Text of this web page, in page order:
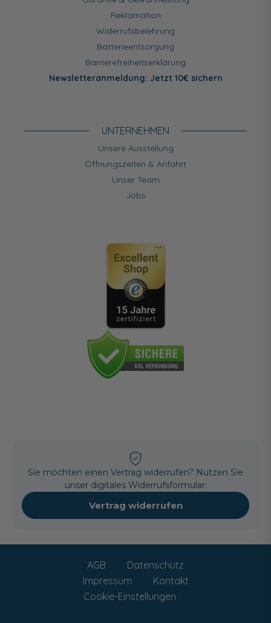
Reklamation
Widerrufsbelehrung
Batterieentsorgung
Barrierefreiheitserklärung
Newsletteranmeldung: Jetzt 10€ sichern
UNTERNEHMEN
Unsere Ausstellung
Öffnungszeiten & Anfahrt
Unser Team
Jobs
Sie möchten einen Vertrag widerrufen? Nutzen Sie
unser digitales Widerrufsformular:
Vertrag widerrufen
AGB
Datenschutz
Impressum
Kontakt
Cookie-Einstellungen